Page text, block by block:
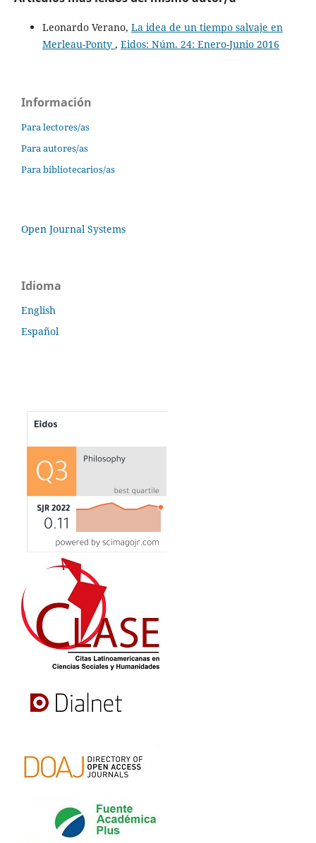
Leonardo Verano, La idea de un tiempo salvaje en
Merleau-Ponty , Eidos: Núm. 24: Enero-Junio 2016
Información
Para lectores/as
Para autores/as
Para bibliotecarios/as
Open Journal Systems
Idioma
English
Español